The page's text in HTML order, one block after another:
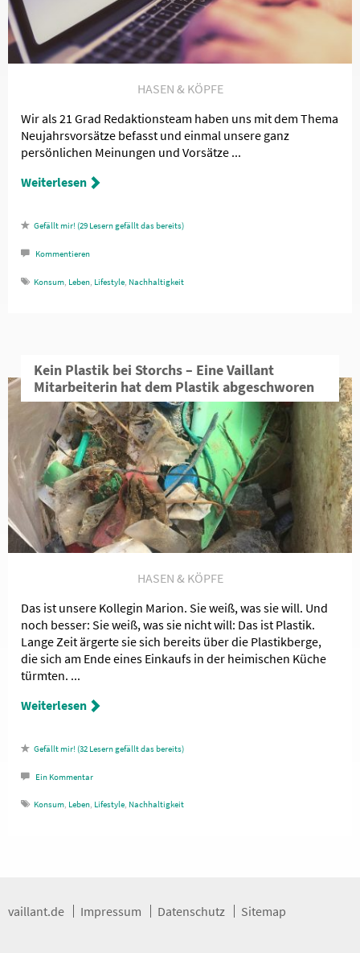
HASEN & KÖPFE
Wir als 21 Grad Redaktionsteam haben uns mit dem Thema
Neujahrsvorsätze befasst und einmal unsere ganz
persönlichen Meinungen und Vorsätze ...
Weiterlesen
29 Lesern gefällt das
Kommentieren
Konsum Leben Lifestyle Nachhaltigkeit
Kein Plastik bei Storchs – Eine Vaillant
Mitarbeiterin hat dem Plastik abgeschworen
HASEN & KÖPFE
Das ist unsere Kollegin Marion. Sie weiß, was sie will. Und
noch besser: Sie weiß, was sie nicht will: Das ist Plastik.
Lange Zeit ärgerte sie sich bereits über die Plastikberge,
die sich am Ende eines Einkaufs in der heimischen Küche
türmten. ...
Weiterlesen
32 Lesern gefällt das
Ein Kommentar
Konsum, Leben, Lifestyle, Nachhaltigkeit
vaillant.de Impressum Datenschutz Sitemap